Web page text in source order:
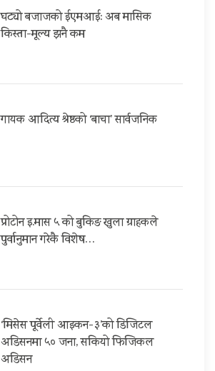
घट्यो बजाजको ईएमआई: अब मासिक
किस्ता-मूल्य झनै कम
गायक आदित्य श्रेष्ठको ‘बाचा’ सार्वजनिक
प्रोटोन इ.मास ५ को बुकिङ खुला ग्राहकले
पुर्वानुमान गरेकै विशेष…
‘मिसेस पूर्वेली आइकन-३’को डिजिटल
अडिसनमा ५० जना, सकियो फिजिकल
अडिसन